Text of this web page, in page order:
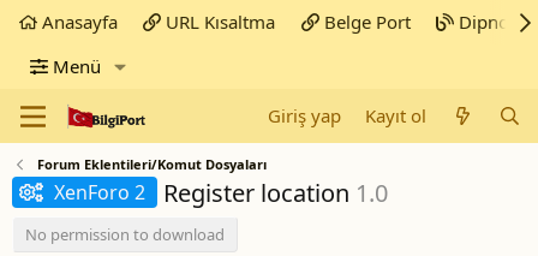
Anasayfa URL Kısaltma Belge Port
Dipnot
Menü
Giriş yap Kayıt ol
Forum Eklentileri/Komut Dosyaları
XenForo 2 Register location 1.0
No permission to download